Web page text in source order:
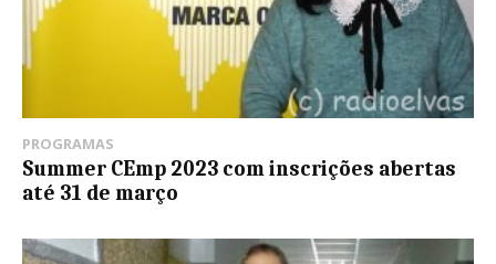
PROGRAMAS
Summer CEmp 2023 com inscrições abertas
até 31 de março